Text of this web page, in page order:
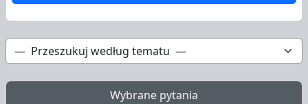
Wybrane pytania